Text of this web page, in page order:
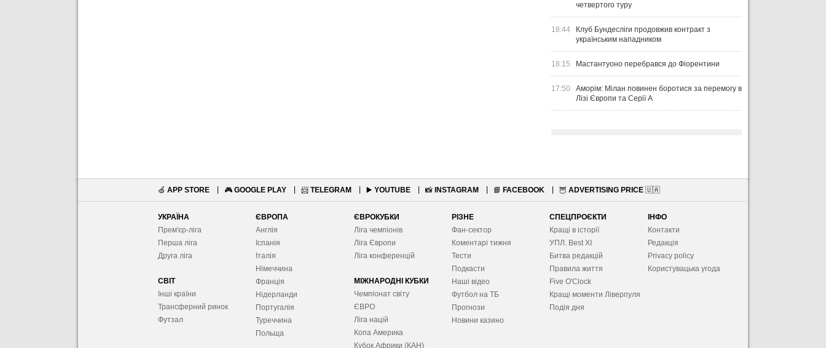
четвертого туру
18:44
Клуб Бундесліги продовжив контракт з
українським нападником
18:15 Мастантуоно перебрався до Фіорентини
17:50
Аморім: Мілан повинен боротися за перемогу в
Лізі Європи та Серії А
🍏 APP STORE 🎮 GOOGLE PLAY 📨 TELEGRAM ▶️ YOUTUBE 📸 INSTAGRAM 📘 FACEBOOK 🦉 ADVERTISING PRICE 🇺🇦
УКРАЇНА
Прем'єр-ліга
Перша ліга
Друга ліга
СВІТ
Інші країни
Трансферний ринок
Футзал
ЄВРОПА
Англія
Іспанія
Італія
Німеччина
Франція
Нідерланди
Португалія
Туреччина
Польща
ЄВРОКУБКИ
Ліга чемпіонів
Ліга Європи
Ліга конференцій
МІЖНАРОДНІ КУБКИ
Чемпіонат світу
ЄВРО
Ліга націй
Копа Америка
Кубок Африки (КАН)
РІЗНЕ
Фан-сектор
Коментарі тижня
Тести
Подкасти
Наші відео
Футбол на ТБ
Прогнози
Новини казино
СПЕЦПРОЄКТИ
Кращі в історії
УПЛ. Best XІ
Битва редакцій
Правила життя
Five O'Clock
Кращі моменти Ліверпуля
Подія дня
ІНФО
Контакти
Редакція
Privacy policy
Користувацька угода